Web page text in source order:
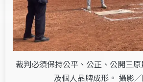
裁判必須保持公平、公正、公開三
及個人品牌成形。 攝影